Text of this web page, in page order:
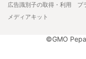
広告識別子の取得・利用
プ
メディアキット
©GMO